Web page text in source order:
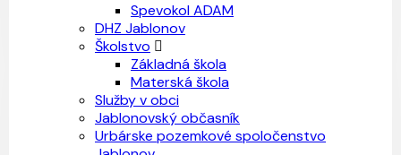
Spevokol ADAM
DHZ Jablonov
Školstvo
Základná škola
Materská škola
Služby v obci
Jablonovský občasník
Urbárske pozemkové spoločenstvo